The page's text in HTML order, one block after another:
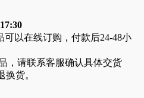
可以在线订购，付款后24-48小
，请联系客服确认具体交货
换货。